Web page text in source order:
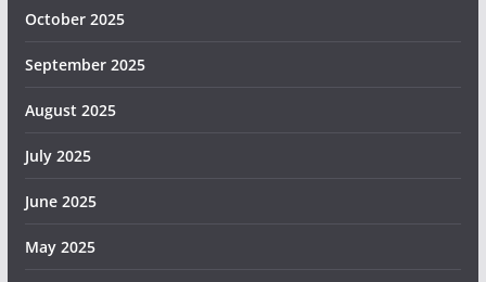
October 2025
September 2025
August 2025
July 2025
June 2025
May 2025